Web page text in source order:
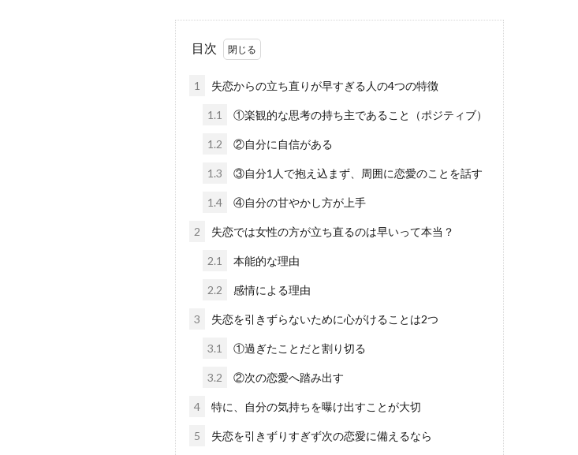
目次
1 失恋からの立ち直りが早すぎる人の4つの特徴
1.1 ①楽観的な思考の持ち主であること（ポジティブ）
1.2 ②自分に自信がある
1.3 ③自分1人で抱え込まず、周囲に恋愛のことを話す
1.4 ④自分の甘やかし方が上手
2 失恋では女性の方が立ち直るのは早いって本当？
2.1 本能的な理由
2.2 感情による理由
3 失恋を引きずらないために心がけることは2つ
3.1 ①過ぎたことだと割り切る
3.2 ②次の恋愛へ踏み出す
4 特に、自分の気持ちを曝け出すことが大切
5 失恋を引きずりすぎず次の恋愛に備えるなら